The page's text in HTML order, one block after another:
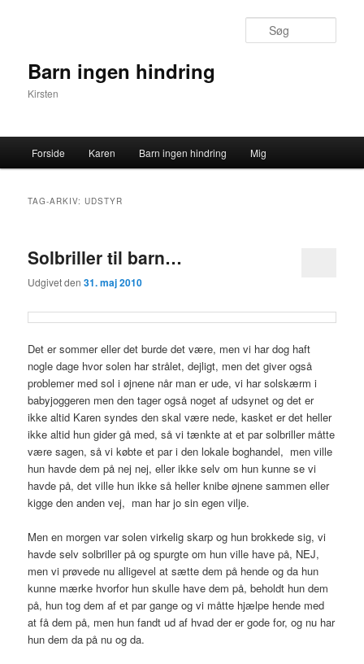
Barn ingen hindring
Kirsten
Fortsæt til primært indhold
Fortsæt til sekundært indhold
Forside Karen Barn ingen hindring Mig
TAG-ARKIV:UDSTYR
Solbriller til barn…
Udgivet den31. maj 2010
Det er sommer eller det burde det være, men vi har dog haft
nogle dage hvor solen har strålet, dejligt, men det giver også
problemer med sol i øjnene når man er ude, vi har solskærm i
babyjoggeren men den tager også noget af udsynet og det er
ikke altid Karen syndes den skal være nede, kasket er det heller
ikke altid hun gider gå med, så vi tænkte at et par solbriller måtte
være sagen, så vi købte et par i den lokale boghandel, men ville
hun havde dem på nej nej, eller ikke selv om hun kunne se vi
havde på, det ville hun ikke så heller knibe øjnene sammen eller
kigge den anden vej, man har jo sin egen vilje.
Men en morgen var solen virkelig skarp og hun brokkede sig, vi
havde selv solbriller på og spurgte om hun ville have på, NEJ,
men vi prøvede nu alligevel at sætte dem på hende og da hun
kunne mærke hvorfor hun skulle have dem på, beholdt hun dem
på, hun tog dem af et par gange og vi måtte hjælpe hende med
at få dem på, men hun fandt ud af hvad der er gode for, og nu har
hun dem da på nu og da.